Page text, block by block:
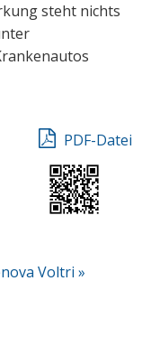
steht nichts
PDF-Datei
Voltri »